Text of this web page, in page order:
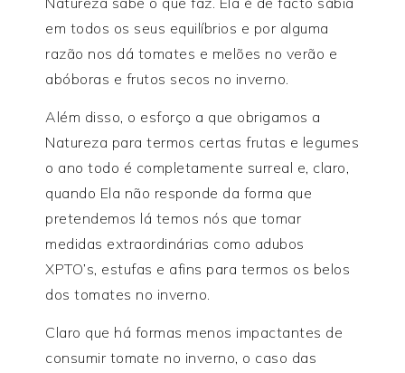
em todos os seus equilíbrios e por alguma
razão nos dá tomates e melões no verão e
abóboras e frutos secos no inverno.
Além disso, o esforço a que obrigamos a
Natureza para termos certas frutas e legumes
o ano todo é completamente surreal e, claro,
quando Ela não responde da forma que
pretendemos lá temos nós que tomar
medidas extraordinárias como adubos
XPTO’s, estufas e afins para termos os belos
dos tomates no inverno.
Claro que há formas menos impactantes de
consumir tomate no inverno, o caso das